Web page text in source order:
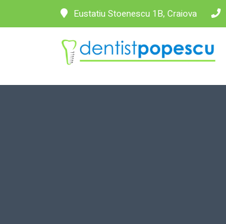
Eustatiu Stoenescu 1B, Craiova